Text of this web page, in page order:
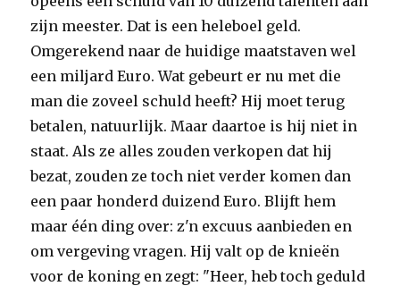
zijn meester. Dat is een heleboel geld.
Omgerekend naar de huidige maatstaven wel
een miljard Euro. Wat gebeurt er nu met die
man die zoveel schuld heeft? Hij moet terug
betalen, natuurlijk. Maar daartoe is hij niet in
staat. Als ze alles zouden verkopen dat hij
bezat, zouden ze toch niet verder komen dan
een paar honderd duizend Euro. Blijft hem
maar één ding over: z'n excuus aanbieden en
om vergeving vragen. Hij valt op de knieën
voor de koning en zegt: "Heer, heb toch geduld